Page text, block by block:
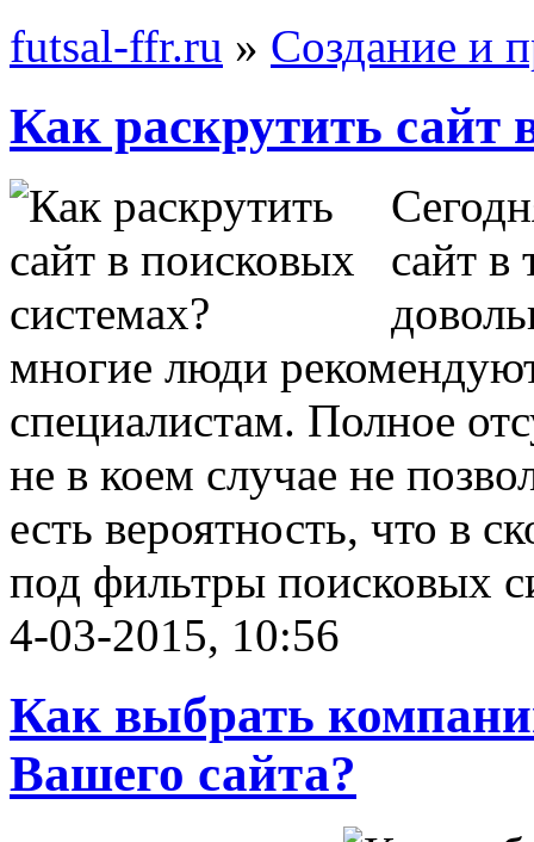
futsal-ffr.ru » Создание и
Как раскрутить сайт
сайт в
многие люди
специалистам. Полное
не в коем случае не
есть вероятность, что в
под фильтры поисковых
4-03-2015, 10:56
Как выбрать
Вашего сайта?